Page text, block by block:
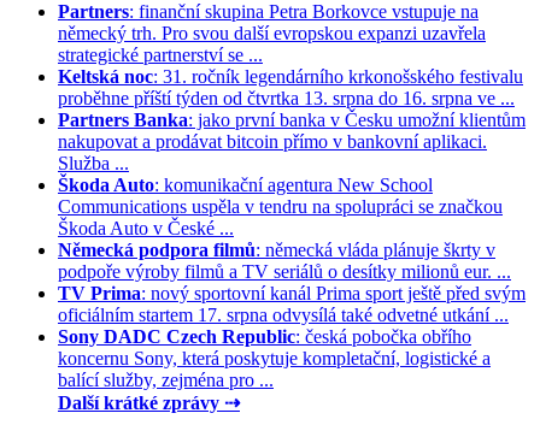
Partners: finanční skupina Petra Borkovce vstupuje na
německý trh. Pro svou další evropskou expanzi uzavřela
strategické partnerství se ...
Keltská noc: 31. ročník legendárního krkonošského festivalu
proběhne příští týden od čtvrtka 13. srpna do 16. srpna ve ...
Partners Banka: jako první banka v Česku umožní klientům
nakupovat a prodávat bitcoin přímo v bankovní aplikaci.
Služba ...
Škoda Auto: komunikační agentura New School
Communications uspěla v tendru na spolupráci se značkou
Škoda Auto v České ...
Německá podpora filmů: německá vláda plánuje škrty v
podpoře výroby filmů a TV seriálů o desítky milionů eur. ...
TV Prima: nový sportovní kanál Prima sport ještě před svým
oficiálním startem 17. srpna odvysílá také odvetné utkání ...
Sony DADC Czech Republic: česká pobočka obřího
koncernu Sony, která poskytuje kompletační, logistické a
balící služby, zejména pro ...
Další krátké zprávy ⇢